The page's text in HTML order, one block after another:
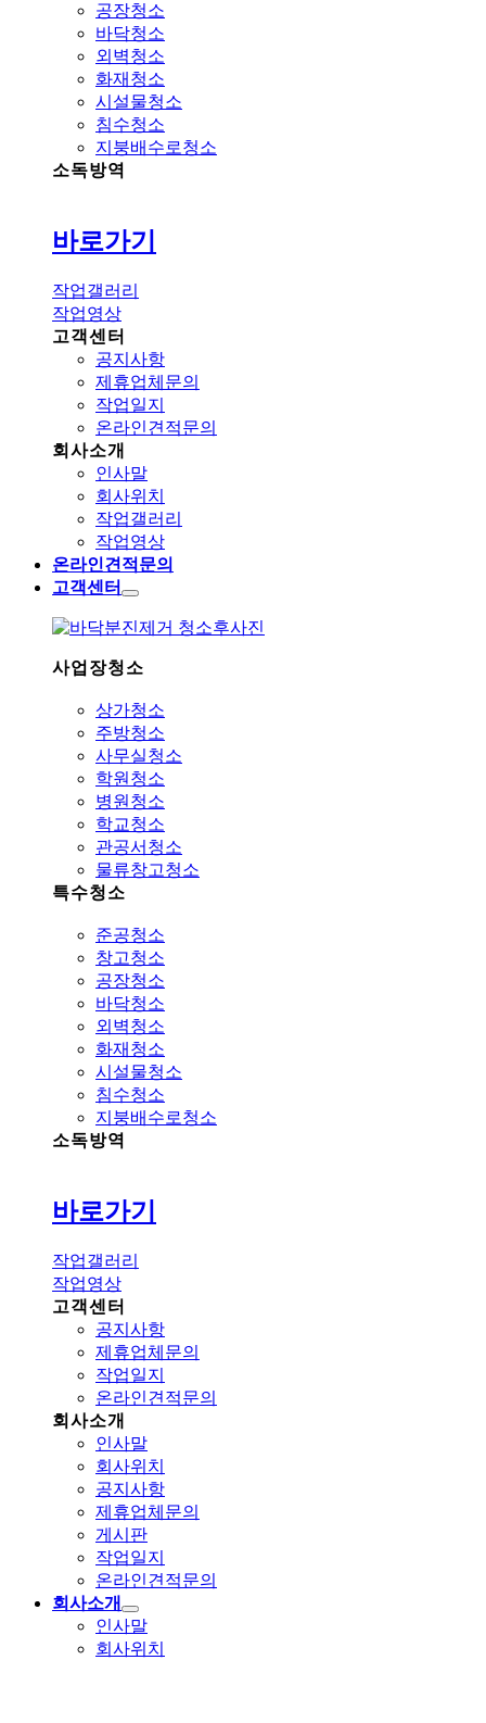
공장청소
바닥청소
외벽청소
화재청소
시설물청소
침수청소
지붕배수로청소
소독방역
바로가기
작업갤러리
작업영상
고객센터
공지사항
제휴업체문의
작업일지
온라인견적문의
회사소개
인사말
회사위치
작업갤러리
작업영상
온라인견적문의
고객센터
사업장청소
상가청소
주방청소
사무실청소
학원청소
병원청소
학교청소
관공서청소
물류창고청소
특수청소
준공청소
창고청소
공장청소
바닥청소
외벽청소
화재청소
시설물청소
침수청소
지붕배수로청소
소독방역
바로가기
작업갤러리
작업영상
고객센터
공지사항
제휴업체문의
작업일지
온라인견적문의
회사소개
인사말
회사위치
공지사항
제휴업체문의
게시판
작업일지
온라인견적문의
회사소개
인사말
회사위치